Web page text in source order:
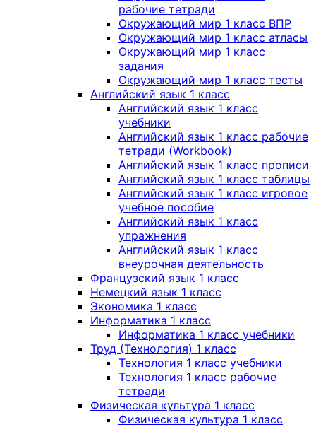
рабочие тетради
Окружающий мир 1 класс ВПР
Окружающий мир 1 класс атласы
Окружающий мир 1 класс
задания
Окружающий мир 1 класс тесты
Английский язык 1 класс
Английский язык 1 класс
учебники
Английский язык 1 класс рабочие
тетради (Workbook)
Английский язык 1 класс прописи
Английский язык 1 класс таблицы
Английский язык 1 класс игровое
учебное пособие
Английский язык 1 класс
упражнения
Английский язык 1 класс
внеурочная деятельность
Французский язык 1 класс
Немецкий язык 1 класс
Экономика 1 класс
Информатика 1 класс
Информатика 1 класс учебники
Труд (Технология) 1 класс
Технология 1 класс учебники
Технология 1 класс рабочие
тетради
Физическая культура 1 класс
Физическая культура 1 класс